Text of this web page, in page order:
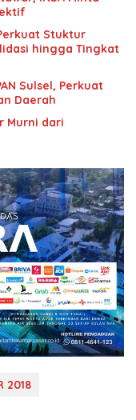
Stuktur
hingga Tingkat
Sulsel, Perkuat
Daerah
Murni dari
2018